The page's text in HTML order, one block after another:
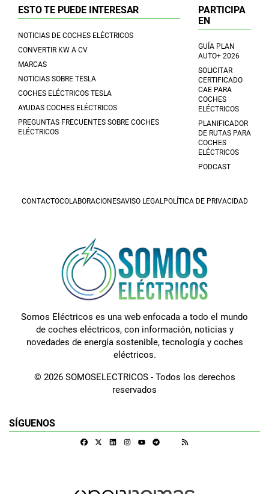
ESTO TE PUEDE INTERESAR
NOTICIAS DE COCHES ELÉCTRICOS
CONVERTIR KW A CV
MARCAS
NOTICIAS SOBRE TESLA
COCHES ELÉCTRICOS TESLA
AYUDAS COCHES ELÉCTRICOS
PREGUNTAS FRECUENTES SOBRE COCHES
ELÉCTRICOS
PARTICIPA
EN
GUÍA PLAN
AUTO+ 2026
SOLICITAR
CERTIFICADO
CAE PARA
COCHES
ELÉCTRICOS
PLANIFICADOR
DE RUTAS PARA
COCHES
ELÉCTRICOS
PODCAST
CONTACTOCOLABORACIONESAVISO LEGALPOLÍTICA DE PRIVACIDAD
Somos Eléctricos es una web enfocada a todo el mundo
de coches eléctricos, con información, noticias y
novedades de energía sostenible, tecnología y coches
eléctricos.
© 2026 SOMOSELECTRICOS - Todos los derechos
reservados
SÍGUENOS
FacebookLinkedinInstagramTelegram
Google Discover